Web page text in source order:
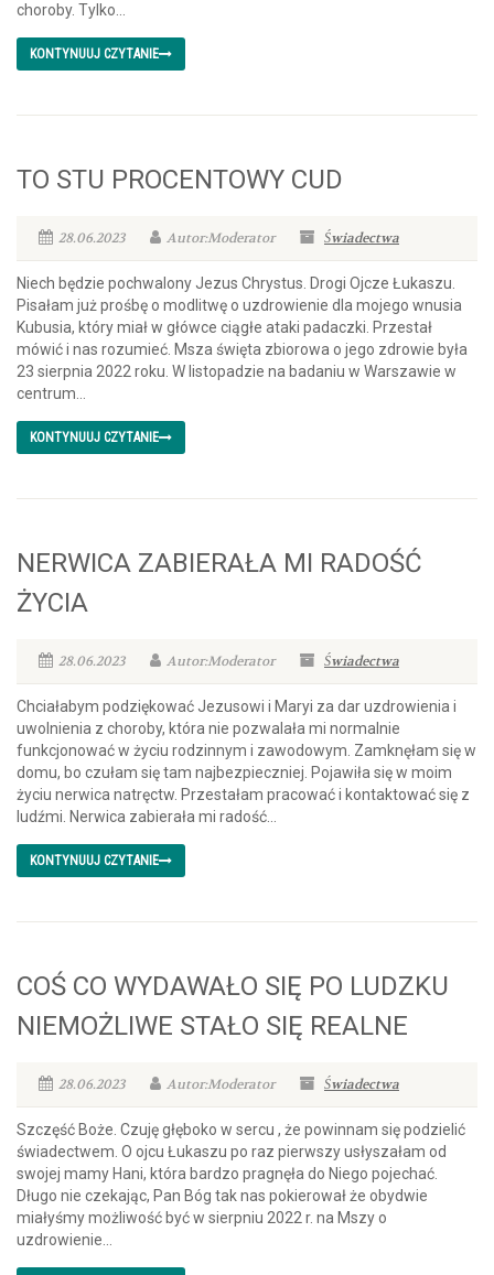
choroby. Tylko...
KONTYNUUJ CZYTANIE
TO STU PROCENTOWY CUD
28.06.2023 Autor:Moderator Świadectwa
Niech będzie pochwalony Jezus Chrystus. Drogi Ojcze Łukaszu.
Pisałam już prośbę o modlitwę o uzdrowienie dla mojego wnusia
Kubusia, który miał w główce ciągłe ataki padaczki. Przestał
mówić i nas rozumieć. Msza święta zbiorowa o jego zdrowie była
23 sierpnia 2022 roku. W listopadzie na badaniu w Warszawie w
centrum...
KONTYNUUJ CZYTANIE
NERWICA ZABIERAŁA MI RADOŚĆ
ŻYCIA
28.06.2023 Autor:Moderator Świadectwa
Chciałabym podziękować Jezusowi i Maryi za dar uzdrowienia i
uwolnienia z choroby, która nie pozwalała mi normalnie
funkcjonować w życiu rodzinnym i zawodowym. Zamknęłam się w
domu, bo czułam się tam najbezpieczniej. Pojawiła się w moim
życiu nerwica natręctw. Przestałam pracować i kontaktować się z
ludźmi. Nerwica zabierała mi radość...
KONTYNUUJ CZYTANIE
COŚ CO WYDAWAŁO SIĘ PO LUDZKU
NIEMOŻLIWE STAŁO SIĘ REALNE
28.06.2023 Autor:Moderator Świadectwa
Szczęść Boże. Czuję głęboko w sercu , że powinnam się podzielić
świadectwem. O ojcu Łukaszu po raz pierwszy usłyszałam od
swojej mamy Hani, która bardzo pragnęła do Niego pojechać.
Długo nie czekając, Pan Bóg tak nas pokierował że obydwie
miałyśmy możliwość być w sierpniu 2022 r. na Mszy o
uzdrowienie...